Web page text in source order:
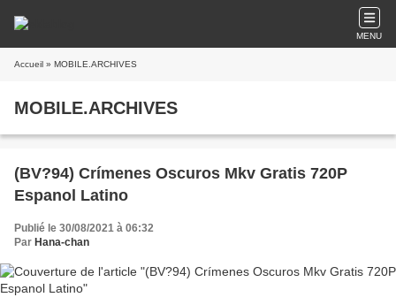
MENU
Accueil » MOBILE.ARCHIVES
MOBILE.ARCHIVES
(BV?94) Crímenes Oscuros Mkv Gratis 720P
Espanol Latino
Publié le 30/08/2021 à 06:32
Par Hana-chan